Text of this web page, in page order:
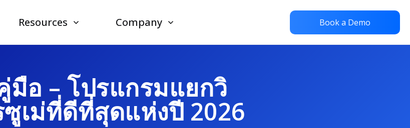
Resources Company Book a Demo
มือ – โปรแกรมแยกวิ
ซูเม่ที่ดีที่สุดแห่งปี 2026